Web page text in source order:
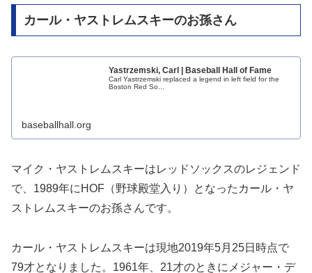
カール・ヤストレムスキーのお孫さん
Yastrzemski, Carl | Baseball Hall of Fame
Carl Yastrzemski replaced a legend in left field for the
Boston Red So...
baseballhall.org
マイク・ヤストレムスキーはレッドソックスのレジェンド
で、1989年にHOF（野球殿堂入り）となったカール・ヤ
ストレムスキーのお孫さんです。
カール・ヤストレムスキーは現地2019年5月25日時点で
79才となりました。1961年、21才のときにメジャー・デ